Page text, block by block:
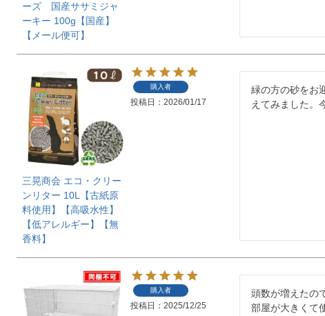
ーズ 国産ササミジャ
ーキー 100g【国産】
【メール便可】
三晃商会 エコ・クリー
ンリター 10L【古紙原
料使用】【高吸水性】
【低アレルギー】【無
香料】
購入者
投稿日 2026/01/17
緑の方の砂をお
えてみました。
購入者
投稿日 2025/12/25
頭数が増えたの
部屋が大きくて